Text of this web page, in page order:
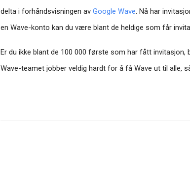
delta i forhåndsvisningen av Google Wave. Nå har
en Wave-konto kan du være blant de heldige som får
Er du ikke blant de 100 000 første som har fått invitasjon,
Wave-teamet jobber veldig hardt for å få Wave ut til alle,